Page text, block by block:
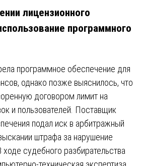
лицензионного
программного
программное обеспечение для
однако позже выяснилось, что
договором лимит на
и пользователей. Поставщик
подал иск в арбитражный
штрафа за нарушение
ходе судебного разбирательства